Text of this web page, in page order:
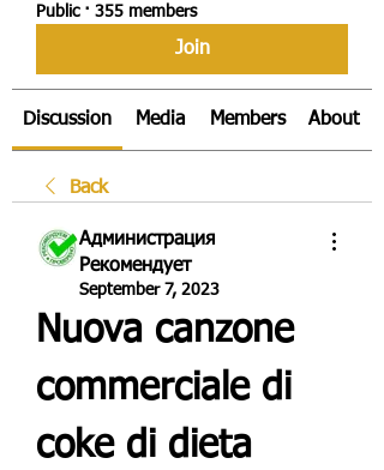
Public · 355 members
Join
Discussion Media Members About
Back
Администрация
Рекомендует
September 7, 2023
Nuova canzone
commerciale di
coke di dieta